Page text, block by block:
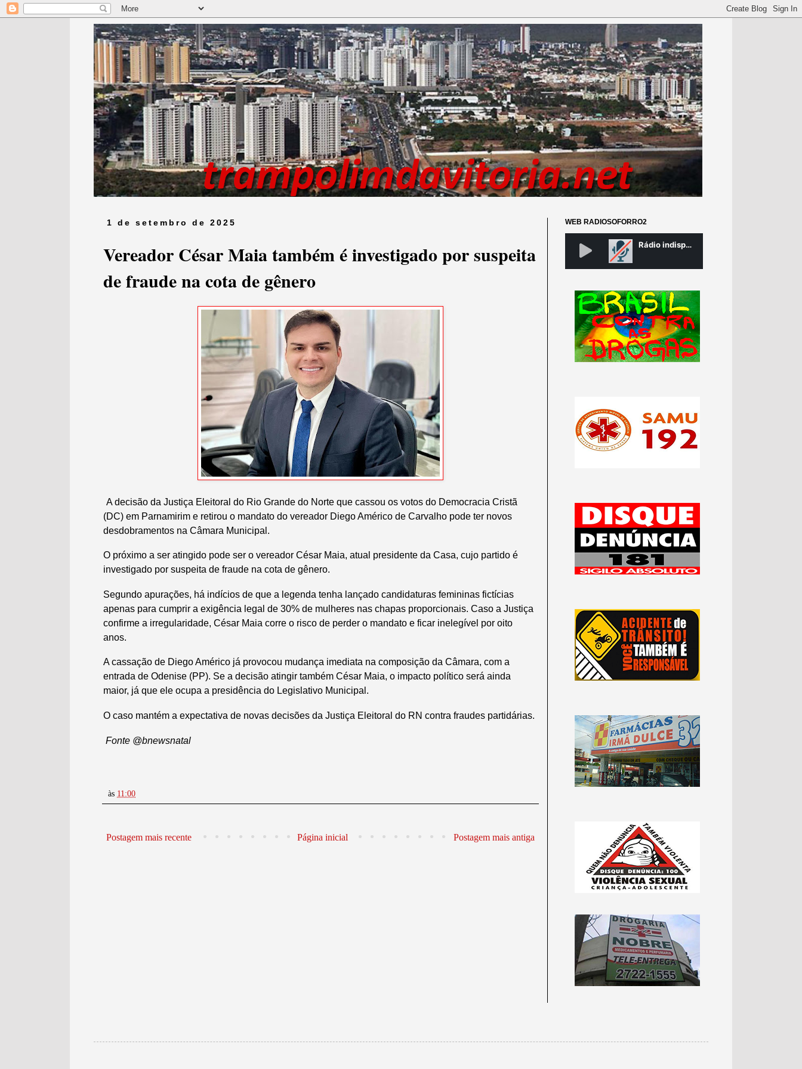
1 de setembro de 2025
Vereador César Maia também é investigado por suspeita
de fraude na cota de gênero
A decisão da Justiça Eleitoral do Rio Grande do Norte que cassou os votos do Democracia Cristã
(DC) em Parnamirim e retirou o mandato do vereador Diego Américo de Carvalho pode ter novos
desdobramentos na Câmara Municipal.
O próximo a ser atingido pode ser o vereador César Maia, atual presidente da Casa, cujo partido é
investigado por suspeita de fraude na cota de gênero.
Segundo apurações, há indícios de que a legenda tenha lançado candidaturas femininas fictícias
apenas para cumprir a exigência legal de 30% de mulheres nas chapas proporcionais. Caso a Justiça
confirme a irregularidade, César Maia corre o risco de perder o mandato e ficar inelegível por oito
anos.
A cassação de Diego Américo já provocou mudança imediata na composição da Câmara, com a
entrada de Odenise (PP). Se a decisão atingir também César Maia, o impacto político será ainda
maior, já que ele ocupa a presidência do Legislativo Municipal.
O caso mantém a expectativa de novas decisões da Justiça Eleitoral do RN contra fraudes partidárias.
Fonte @bnewsnatal
às 11:00
Postagem mais recente Postagem mais antiga
Página inicial
WEB RADIOSOFORRO2